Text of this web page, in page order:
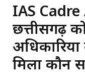
IAS
छत्तीसगढ़
मिला कौन